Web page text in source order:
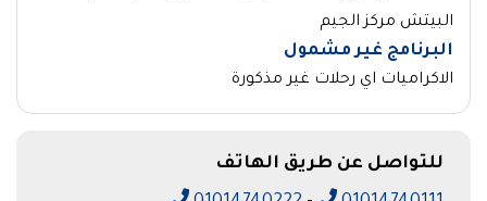
البيتش مركز الجيم
البرنامج غير مشمول
الاكراميات اي رحلات غير مذكورة
للتواصل عن طريق الهاتف